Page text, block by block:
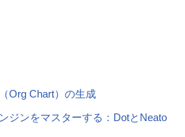
Org Chart）の生成
ジンをマスターする：DotとNeato